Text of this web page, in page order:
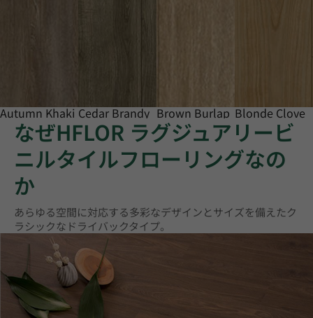
Autumn Khaki Cedar Brandy Brown Burlap Blonde Clove
なぜHFLOR ラグジュアリービ
ニルタイルフローリングなの
か
あらゆる空間に対応する多彩なデザインとサイズを備えたク
ラシックなドライバックタイプ。